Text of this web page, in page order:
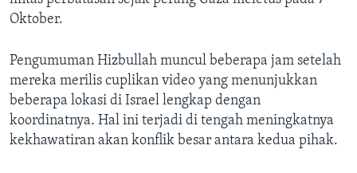
Oktober.
Pengumuman Hizbullah muncul beberapa jam setelah
mereka merilis cuplikan video yang menunjukkan
beberapa lokasi di Israel lengkap dengan
koordinatnya. Hal ini terjadi di tengah meningkatnya
kekhawatiran akan konflik besar antara kedua pihak.